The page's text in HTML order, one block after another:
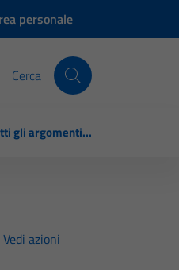
personale
Cerca
gli argomenti...
Vedi azioni